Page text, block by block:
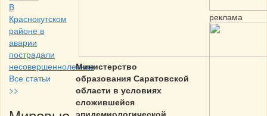
В
Краснокутском
районе в
аварии
пострадали
несовершеннолетние
Все статьи
>>
Министерство
образования Саратовской
области в условиях
сложившейся
реклама